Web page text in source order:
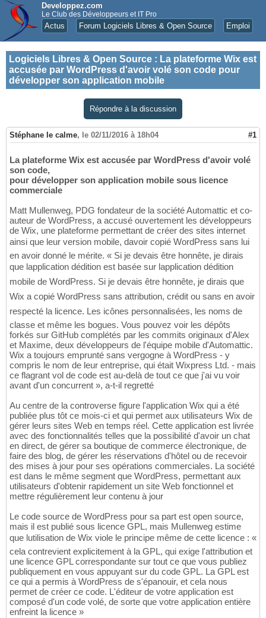
Developpez.com
Le Club des Développeurs et IT Pro
Actus Forum Logiciels Libres & Open Source Emploi
Logiciels Libres & Open Source : La plateforme Wix est
accusée par WordPress d'avoir volé son code pour
développer son application mobile
Répondre à la discussion
Stéphane le calme, le 02/11/2016 à 18h04 #1
La plateforme Wix est accusée par WordPress d'avoir volé
son code,
pour développer son application mobile sous licence
commerciale
Matt Mullenweg, PDG fondateur de la société Automattic et co-
auteur de WordPress, a accusé ouvertement les développeurs
de Wix, une plateforme permettant de créer des sites internet
ainsi que leur version mobile, davoir copié WordPress sans lui
en avoir donné le mérite. « Si je devais être honnête, je dirais
que lapplication dédition est basée sur lapplication dédition
mobile de WordPress. Si je devais être honnête, je dirais que
Wix a copié WordPress sans attribution, crédit ou sans en avoir
respecté la licence. Les icônes personnalisées, les noms de
classe et même les bogues. Vous pouvez voir les dépôts
forkés sur GitHub complétés par les commits originaux d'Alex
et Maxime, deux développeurs de l'équipe mobile d'Automattic.
Wix a toujours emprunté sans vergogne à WordPress - y
compris le nom de leur entreprise, qui était Wixpress Ltd. - mais
ce flagrant vol de code est au-delà de tout ce que j'ai vu voir
avant d'un concurrent », a-t-il regretté
Au centre de la controverse figure l'application Wix qui a été
publiée plus tôt ce mois-ci et qui permet aux utilisateurs Wix de
gérer leurs sites Web en temps réel. Cette application est livrée
avec des fonctionnalités telles que la possibilité d'avoir un chat
en direct, de gérer sa boutique de commerce électronique, de
faire des blog, de gérer les réservations d'hôtel ou de recevoir
des mises à jour pour ses opérations commerciales. La société
est dans le même segment que WordPress, permettant aux
utilisateurs d'obtenir rapidement un site Web fonctionnel et
mettre régulièrement leur contenu à jour
Le code source de WordPress pour sa part est open source,
mais il est publié sous licence GPL, mais Mullenweg estime
que lutilisation de Wix viole le principe même de cette licence : «
cela contrevient explicitement à la GPL, qui exige l'attribution et
une licence GPL correspondante sur tout ce que vous publiez
publiquement en vous appuyant sur du code GPL. La GPL est
ce qui a permis à WordPress de s'épanouir, et cela nous
permet de créer ce code. L'éditeur de votre application est
composé d'un code volé, de sorte que votre application entière
enfreint la licence »